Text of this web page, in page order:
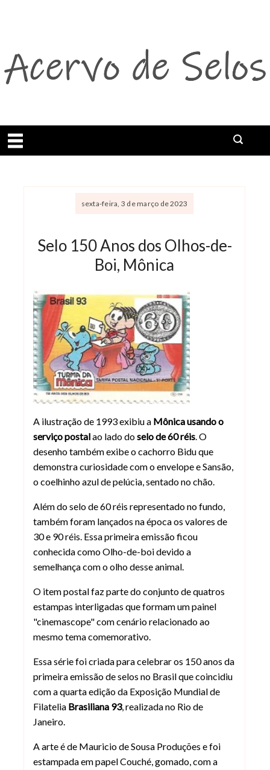
Abrir menu
sexta-feira, 3 de março de 2023
Selo 150 Anos dos Olhos-de-
Boi, Mônica
Selo da Turma da Mônica com a
A ilustração de 1993 exibiu a Mônica usando o
serviço postalao lado doselo de 60 réis. O
desenho também exibe o cachorro Bidu que
demonstra curiosidade com o envelope e Sansão,
o coelhinho azul de pelúcia, sentado no chão.
Além do selo de 60 réis representado no fundo,
também foram lançados na época os valores de
30 e 90 réis. Essa primeira emissão ficou
conhecida como Olho-de-boi devido a
semelhança com o olho desse animal.
O item postal faz parte do conjunto de quatros
estampas interligadas que formam um painel
"cinemascope" com cenário relacionado ao
mesmo tema comemorativo.
Essa série foi criada para celebrar os 150 anos da
primeira emissão de selos no Brasil que coincidiu
com a quarta edição da Exposição Mundial de
Filatelia Brasiliana 93, realizada no Rio de
Janeiro.
A arte é de Mauricio de Sousa Produções e foi
estampada em papel Couché, gomado, com a